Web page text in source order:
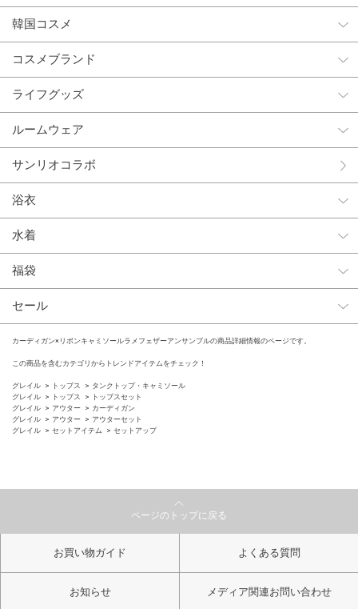
韓国コスメ
コスメブランド
ライフグッズ
ルームウェア
サンリオコラボ
浴衣
水着
福袋
セール
カーディガン×リボンキャミソールラメフェザーアンサンブルの商品詳細情報のページです。
この商品を含むカテゴリからトレンドアイテムをチェック！
グレイル トップス
タンクトップ・キャミソール
グレイル
トップス
トップスセット
グレイル
アウター
カーディガン
グレイル
アウター
アウターセット
グレイル
セットアイテム セットアップ
ページのトップに戻る
お買い物ガイド よくある質問
お知らせ メディア関連お問い合わせ